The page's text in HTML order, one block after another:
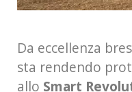
Da eccellenza
sta rendendo
allo Smart